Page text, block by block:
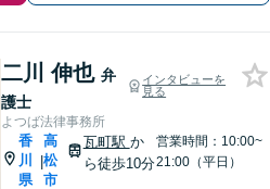
二川 伸也 弁
護士
インタビューを
見る
よつば法律事務所
香
川
県
|
高
松
市
瓦町駅 か
ら徒歩10分
営業時間：10:00~
21:00（平日）